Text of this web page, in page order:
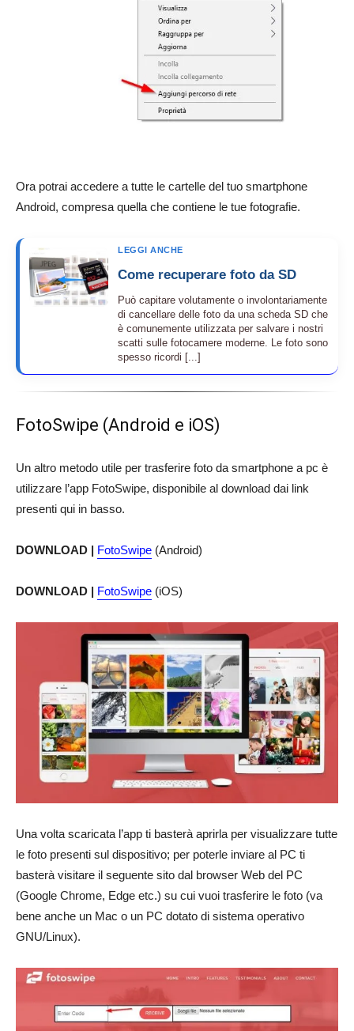
Ora potrai accedere a tutte le cartelle del tuo smartphone
Android, compresa quella che contiene le tue fotografie.
LEGGI ANCHE
Come recuperare foto da SD
Può capitare volutamente o involontariamente
di cancellare delle foto da una scheda SD che
è comunemente utilizzata per salvare i nostri
scatti sulle fotocamere moderne. Le foto sono
spesso ricordi [...]
FotoSwipe (Android e iOS)
Un altro metodo utile per trasferire foto da smartphone a pc è
utilizzare l’app FotoSwipe, disponibile al download dai link
presenti qui in basso.
DOWNLOAD | FotoSwipe (Android)
DOWNLOAD | FotoSwipe (iOS)
Una volta scaricata l’app ti basterà aprirla per visualizzare tutte
le foto presenti sul dispositivo; per poterle inviare al PC ti
basterà visitare il seguente sito dal browser Web del PC
(Google Chrome, Edge etc.) su cui vuoi trasferire le foto (va
bene anche un Mac o un PC dotato di sistema operativo
GNU/Linux).